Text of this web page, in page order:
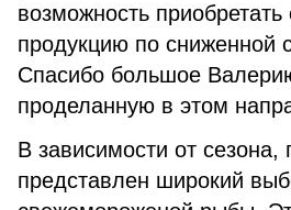
возможность
продукцию по сниженной
Спасибо большое
проделанную в этом
В зависимости от сезона,
представлен широкий